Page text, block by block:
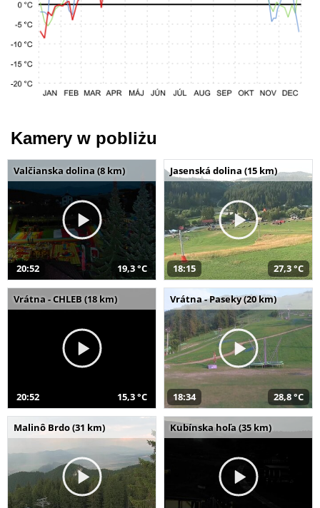
Kamery w pobliżu
Valčianska dolina (8 km)
20:52 19,3 °C
Jasenská dolina (15 km)
18:15 27,3 °C
Vrátna - CHLEB (18 km)
20:52 15,3 °C
Vrátna - Paseky (20 km)
18:34 28,8 °C
Malinô Brdo (31 km) Kubínska hoľa (35 km)